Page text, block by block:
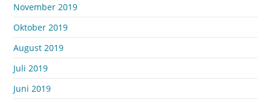
November 2019
Oktober 2019
August 2019
Juli 2019
Juni 2019